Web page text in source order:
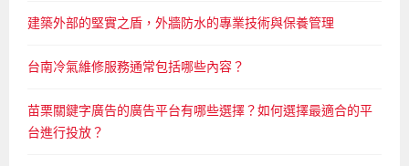
建築外部的堅實之盾，外牆防水的專業技術與保養管理
台南冷氣維修服務通常包括哪些內容？
苗栗關鍵字廣告的廣告平台有哪些選擇？如何選擇最適合的平
台進行投放？